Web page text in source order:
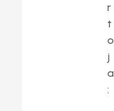
r
t
o
j
a
: